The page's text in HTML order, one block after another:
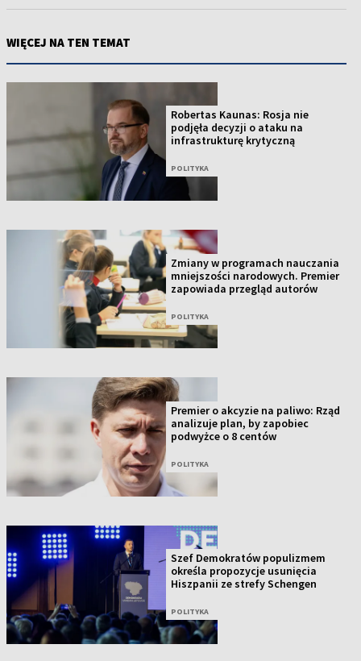
WIĘCEJ NA TEN TEMAT
Robertas Kaunas: Rosja nie
podjęła decyzji o ataku na
infrastrukturę krytyczną
POLITYKA
Zmiany w programach nauczania
mniejszości narodowych. Premier
zapowiada przegląd autorów
POLITYKA
Premier o akcyzie na paliwo: Rząd
analizuje plan, by zapobiec
podwyżce o 8 centów
POLITYKA
Szef Demokratów populizmem
określa propozycje usunięcia
Hiszpanii ze strefy Schengen
POLITYKA